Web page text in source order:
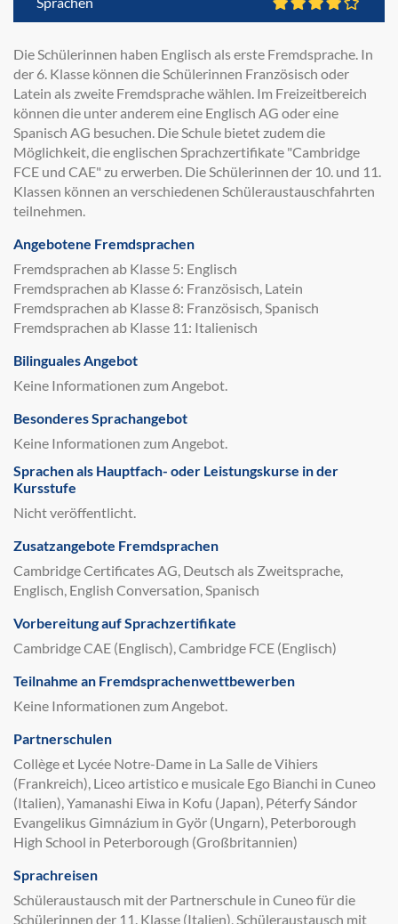
Die Schülerinnen haben Englisch als erste Fremdsprache. In
der 6. Klasse können die Schülerinnen Französisch oder
Latein als zweite Fremdsprache wählen. Im Freizeitbereich
können die unter anderem eine Englisch AG oder eine
Spanisch AG besuchen. Die Schule bietet zudem die
Möglichkeit, die englischen Sprachzertifikate "Cambridge
FCE und CAE" zu erwerben. Die Schülerinnen der 10. und 11.
Klassen können an verschiedenen Schüleraustauschfahrten
teilnehmen.
Angebotene Fremdsprachen
Fremdsprachen ab Klasse 5: Englisch
Fremdsprachen ab Klasse 6: Französisch, Latein
Fremdsprachen ab Klasse 8: Französisch, Spanisch
Fremdsprachen ab Klasse 11: Italienisch
Bilinguales Angebot
Keine Informationen zum Angebot.
Besonderes Sprachangebot
Keine Informationen zum Angebot.
Sprachen als Hauptfach- oder Leistungskurse in der
Kursstufe
Nicht veröffentlicht.
Zusatzangebote Fremdsprachen
Cambridge Certificates AG, Deutsch als Zweitsprache,
Englisch, English Conversation, Spanisch
Vorbereitung auf Sprachzertifikate
Cambridge CAE (Englisch), Cambridge FCE (Englisch)
Teilnahme an Fremdsprachenwettbewerben
Keine Informationen zum Angebot.
Partnerschulen
Collège et Lycée Notre-Dame in La Salle de Vihiers
(Frankreich), Liceo artistico e musicale Ego Bianchi in Cuneo
(Italien), Yamanashi Eiwa in Kofu (Japan), Péterfy Sándor
Evangelikus Gimnázium in Györ (Ungarn), Peterborough
High School in Peterborough (Großbritannien)
Sprachreisen
Schüleraustausch mit der Partnerschule in Cuneo für die
Schülerinnen der 11. Klasse (Italien), Schüleraustausch mit